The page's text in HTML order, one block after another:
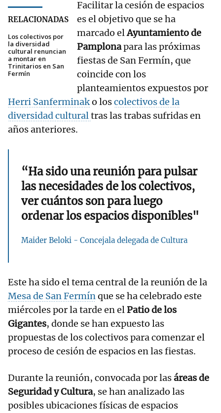
RELACIONADAS
Los colectivos por
la diversidad
cultural renuncian
a montar en
Trinitarios en San
Fermín
Facilitar la cesión de espacios
es el objetivo que se ha
marcado elAyuntamiento de
Pamplonapara las próximas
fiestas de San Fermín, que
coincide con los
planteamientos expuestos por
Herri Sanferminako loscolectivos de la
diversidad culturaltras las trabas sufridas en
años anteriores.
“Ha sido una reunión para pulsar
las necesidades de los colectivos,
ver cuántos son para luego
ordenar los espacios disponibles"
Maider Beloki - Concejala delegada de Cultura
Este ha sido el tema central de la reunión de la
Mesa de San Fermínque se ha celebrado este
miércoles por la tarde en elPatio de los
Gigantes, donde se han expuesto las
propuestas de los colectivos para comenzar el
proceso de cesión de espacios en las fiestas.
Durante la reunión, convocada por lasáreas de
Seguridad y Cultura, se han analizado las
posibles ubicaciones físicas de espacios